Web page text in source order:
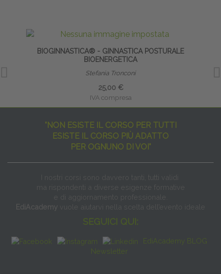
BIOGINNASTICA® - GINNASTICA POSTURALE
BIOENERGETICA
Stefania Tronconi
25,00 €
IVA compresa
"NON ESISTE IL CORSO PER TUTTI
ESISTE IL CORSO PIÙ ADATTO
PER OGNUNO DI VOI"
I nostri corsi sono davvero tanti, tutti validi
ma rispondenti a diverse esigenze formative
e di aggiornamento professionale.
EdiAcademy vuole aiutarvi nella scelta dell’evento ideale
SEGUICI QUI:
EdiAcademy BLOG
Newsletter